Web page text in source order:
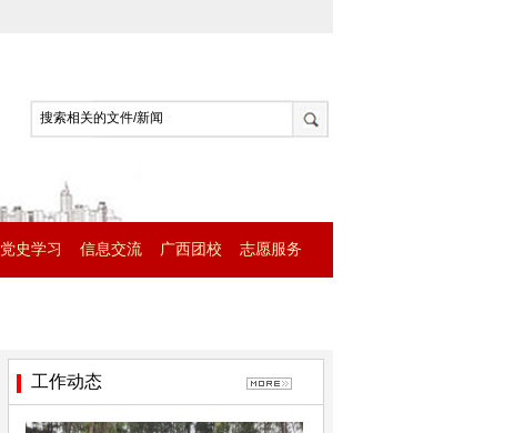
党史学习 信息交流 广西团校 志愿服务
工作动态